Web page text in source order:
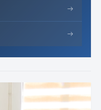
→
→